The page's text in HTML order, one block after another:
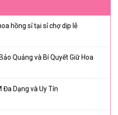
hồng sỉ tại sỉ chợ dịp lễ
Quảng và Bí Quyết Giữ Hoa
Đa Dạng và Uy Tín